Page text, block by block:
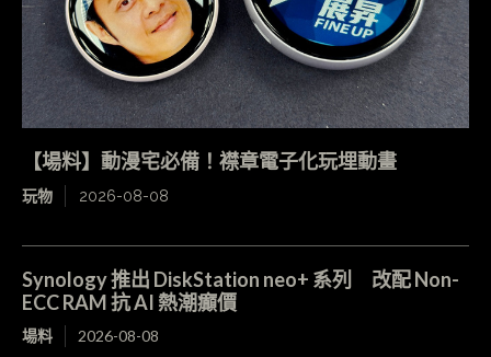
【場料】動漫宅必備！襟章電子化玩埋動畫
玩物 2026-08-08
Synology 推出 DiskStation neo+ 系列 改配 Non-
ECC RAM 抗 AI 熱潮癲價
場料 2026-08-08